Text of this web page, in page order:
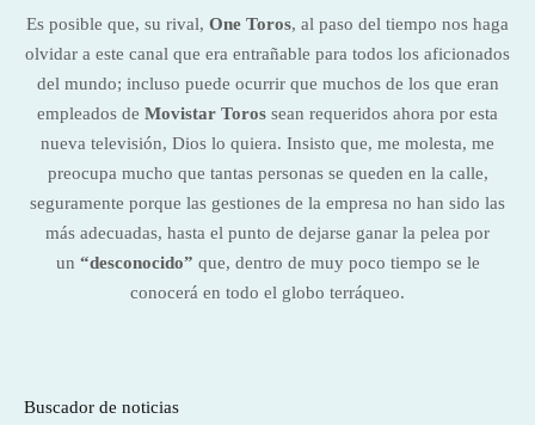
Es posible que, su rival, One Toros, al paso del tiempo nos haga
olvidar a este canal que era entrañable para todos los aficionados
del mundo; incluso puede ocurrir que muchos de los que eran
empleados de Movistar Toros sean requeridos ahora por esta
nueva televisión, Dios lo quiera. Insisto que, me molesta, me
preocupa mucho que tantas personas se queden en la calle,
seguramente porque las gestiones de la empresa no han sido las
más adecuadas, hasta el punto de dejarse ganar la pelea por
un “desconocido” que, dentro de muy poco tiempo se le
conocerá en todo el globo terráqueo.
Buscador de noticias